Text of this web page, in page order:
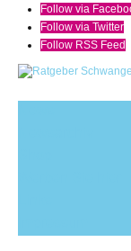
Follow via
Follow via Twitter
Follow RSS Feed